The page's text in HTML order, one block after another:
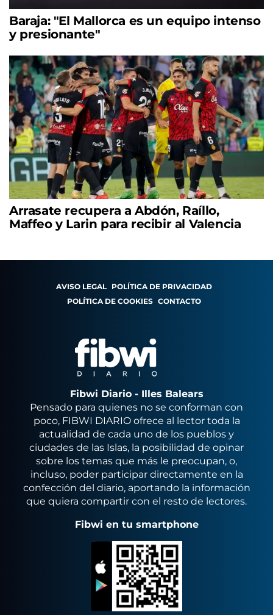
Baraja: "El Mallorca es un equipo intenso
y presionante"
Arrasate recupera a Abdón, Raíllo,
Maffeo y Larin para recibir al Valencia
AVISO LEGAL POLÍTICA DE PRIVACIDAD
POLÍTICA DE COOKIES CONTACTO
Fibwi Diario - Illes Balears
Pensado para quienes no se conforman con
poco, FIBWI DIARIO ofrece al lector toda la
actualidad de cada uno de los pueblos y
ciudades de las Islas, la posibilidad de opinar
sobre los temas que más le preocupan, o,
incluso, poder participar directamente en la
confección del diario, aportando la información
que quiera compartir con el resto de lectores.
Fibwi en tu smartphone